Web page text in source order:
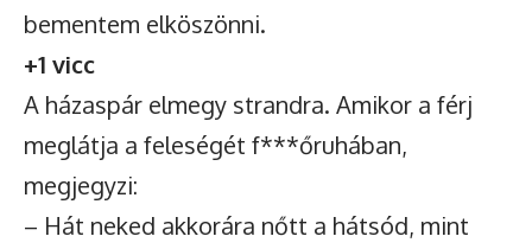
bementem elköszönni.
+1 vicc
A házaspár elmegy strandra. Amikor a férj
meglátja a feleségét f***őruhában,
megjegyzi:
– Hát neked akkorára nőtt a hátsód, mint